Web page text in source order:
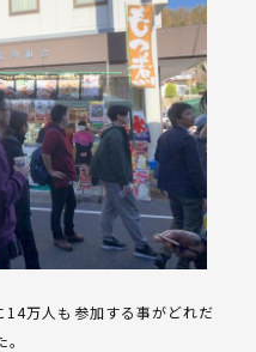
万人も参加する事がどれだ